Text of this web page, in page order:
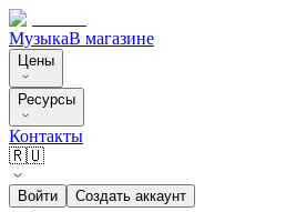
МузыкаВ магазине
Цены
Ресурсы
Контакты
🇷🇺
Войти Создать аккаунт